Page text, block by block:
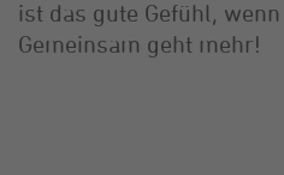
ist das gute Gefühl,
Gemeinsam geht mehr!